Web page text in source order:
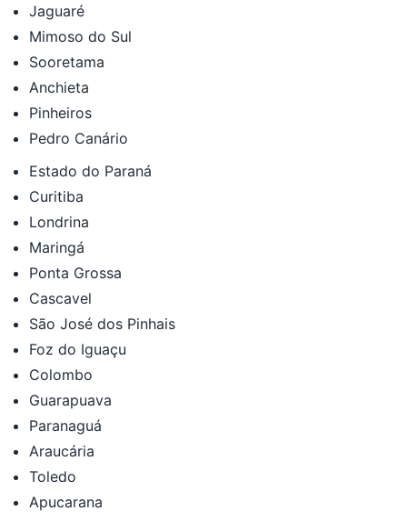
Jaguaré
Mimoso do Sul
Sooretama
Anchieta
Pinheiros
Pedro Canário
Estado do Paraná
Curitiba
Londrina
Maringá
Ponta Grossa
Cascavel
São José dos Pinhais
Foz do Iguaçu
Colombo
Guarapuava
Paranaguá
Araucária
Toledo
Apucarana